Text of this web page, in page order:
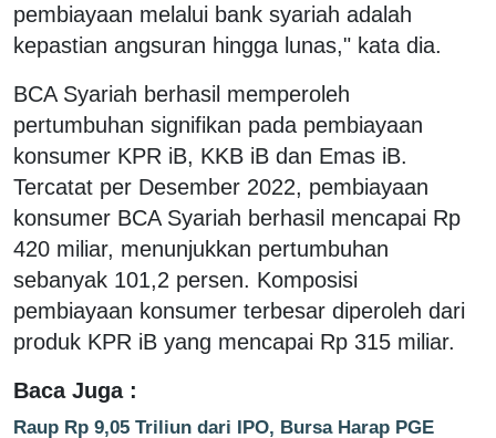
pembiayaan melalui bank syariah adalah
kepastian angsuran hingga lunas," kata dia.
BCA Syariah berhasil memperoleh
pertumbuhan signifikan pada pembiayaan
konsumer KPR iB, KKB iB dan Emas iB.
Tercatat per Desember 2022, pembiayaan
konsumer BCA Syariah berhasil mencapai Rp
420 miliar, menunjukkan pertumbuhan
sebanyak 101,2 persen. Komposisi
pembiayaan konsumer terbesar diperoleh dari
produk KPR iB yang mencapai Rp 315 miliar.
Baca Juga :
Raup Rp 9,05 Triliun dari IPO, Bursa Harap PGE